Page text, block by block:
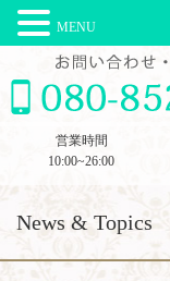
営業時間
10:00~26:00
News & Topics
MENU